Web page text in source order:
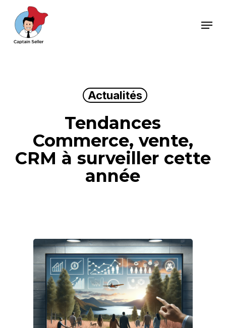
main
Menu
Actualités
Tendances
Commerce, vente,
CRM à surveiller cette
année